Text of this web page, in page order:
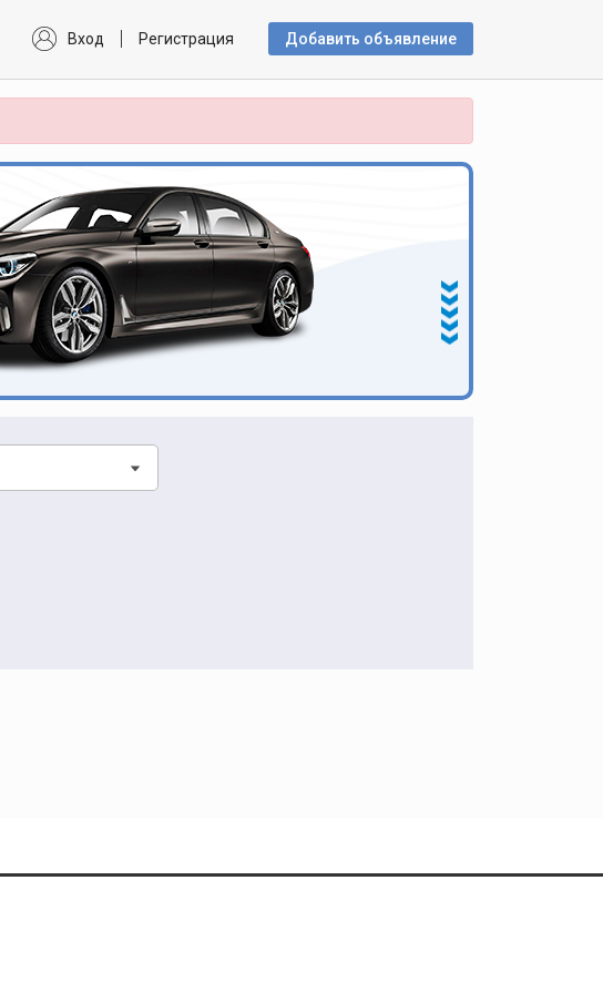
Вход Регистрация Добавить объявлениe